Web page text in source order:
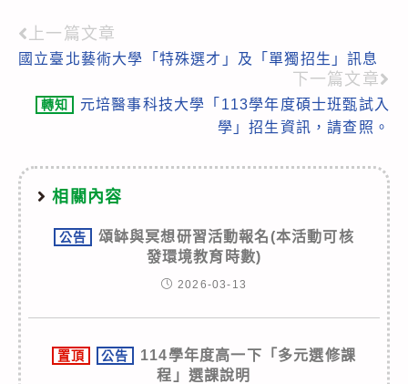
Read
more
articles
上一篇文章
國立臺北藝術大學「特殊選才」及「單獨招生」訊息
下一篇文章
轉知
元培醫事科技大學「113學年度碩士班甄試入
學」招生資訊，請查照。
相關內容
公告
頌缽與冥想研習活動報名(本活動可核
發環境教育時數)
2026-03-13
置頂 公告
114學年度高一下「多元選修課
程」選課說明